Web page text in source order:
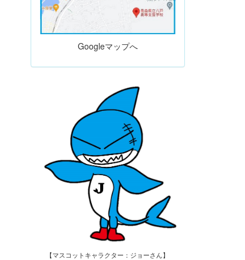
Googleマップへ
【マスコットキャラクター：ジョーさん】